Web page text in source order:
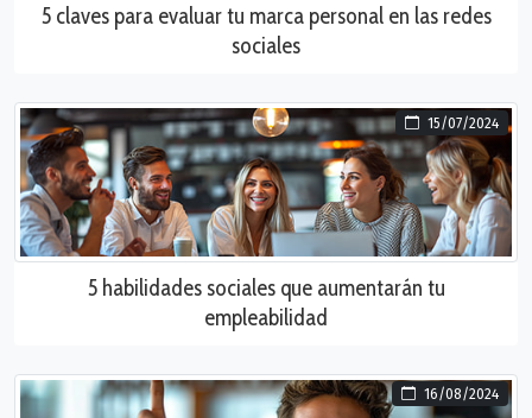
5 claves para evaluar tu marca personal en las redes
sociales
15/07/2024
5 habilidades sociales que aumentarán tu
empleabilidad
16/08/2024